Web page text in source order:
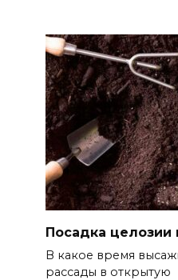
Посадка целозии
В какое время
рассады в открытую